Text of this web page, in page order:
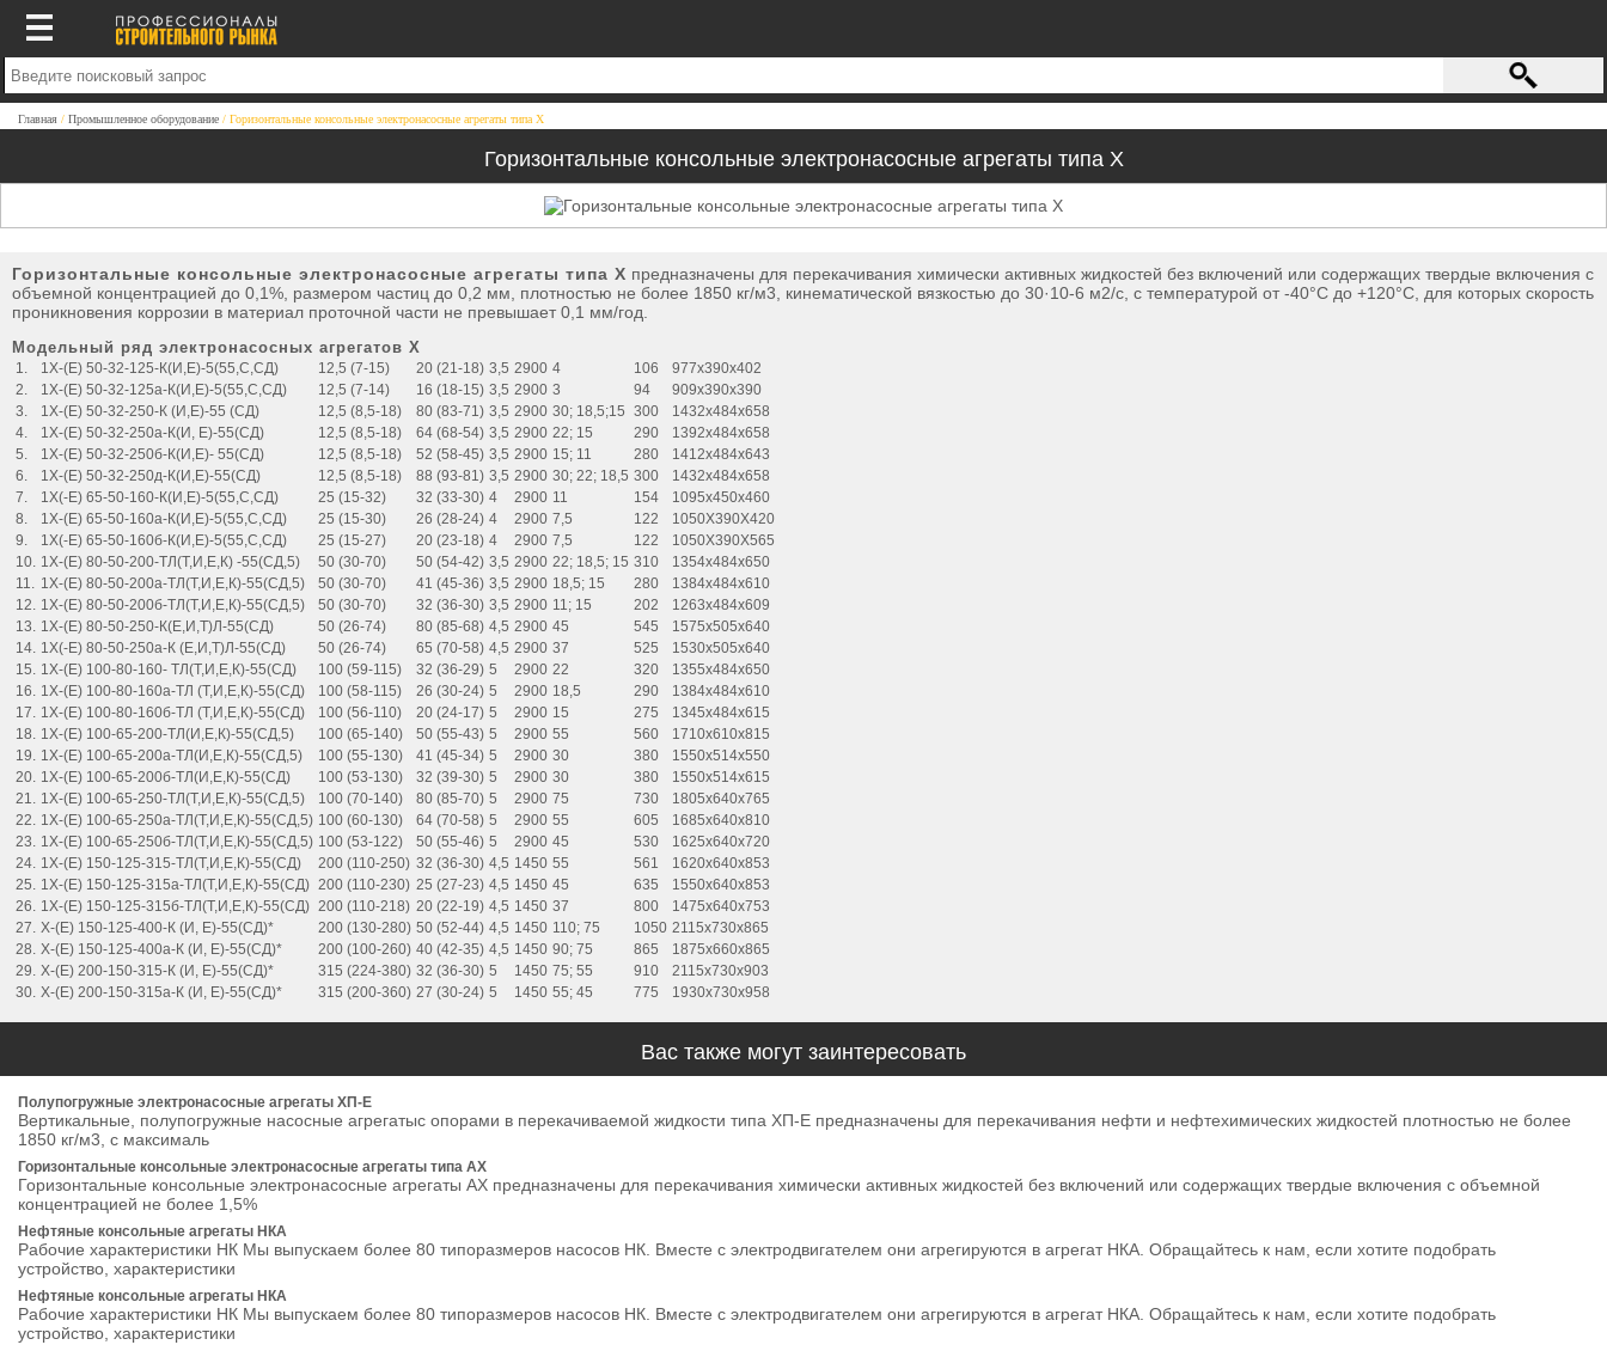
Главная Промышленное оборудование Горизонтальные консольные электронасосные агрегаты типа Х
Горизонтальные консольные электронасосные агрегаты типа Х
Горизонтальные консольные электронасосные агрегаты типа Х предназначены для перекачивания химически активных жидкостей без включений или содержащих твердые включения с
объемной концентрацией до 0,1%, размером частиц до 0,2 мм, плотностью не более 1850 кг/м3, кинематической вязкостью до 30·10-6 м2/с, с температурой от -40°С до +120°С, для которых скорость
проникновения коррозии в материал проточной части не превышает 0,1 мм/год.
Модельный ряд электронасосных агрегатов Х
1. 1Х-(Е) 50-32-125-К(И,Е)-5(55,С,СД) 12,5 (7-15) 20 (21-18) 3,5 2900 4 106
977х390х402
2.
1Х-(Е) 50-32-125а-К(И,Е)-5(55,С,СД) 12,5 (7-14) 16 (18-15) 3,5 2900 3 94
909x390x390
3.
1Х-(Е) 50-32-250-К (И,Е)-55 (СД) 12,5 (8,5-18) 80 (83-71) 3,5 2900 30; 18,5;15 300
1432х484х658
4.
1Х-(Е) 50-32-250а-К(И, Е)-55(СД) 12,5 (8,5-18) 64 (68-54) 3,5 2900 22; 15 290
1392х484х658
5.
1Х-(Е) 50-32-250б-К(И,Е)- 55(СД) 12,5 (8,5-18) 52 (58-45) 3,5 2900 15; 11 280
1412х484х643
6.
1Х-(Е) 50-32-250д-К(И,Е)-55(СД) 12,5 (8,5-18) 88 (93-81) 3,5 2900 30; 22; 18,5 300
1432х484х658
7.
1Х(-Е) 65-50-160-К(И,Е)-5(55,С,СД) 25 (15-32) 32 (33-30) 4 2900 11 154
1095х450х460
8.
1Х-(Е) 65-50-160а-К(И,Е)-5(55,С,СД) 25 (15-30) 26 (28-24) 4 2900 7,5 122
1050Х390Х420
9.
1Х(-Е) 65-50-160б-К(И,Е)-5(55,С,СД) 25 (15-27) 20 (23-18) 4 2900 7,5 122
1050Х390Х565
10. 1Х-(Е) 80-50-200-ТЛ(Т,И,Е,К) -55(СД,5) 50 (30-70) 50 (54-42) 3,5 2900 22; 18,5; 15 310
1354x484x650
11. 1Х-(Е) 80-50-200а-ТЛ(Т,И,Е,К)-55(СД,5) 50 (30-70) 41 (45-36) 3,5 2900 18,5; 15 280
1384х484х610
12. 1Х-(Е) 80-50-200б-ТЛ(Т,И,Е,К)-55(СД,5) 50 (30-70) 32 (36-30) 3,5 2900 11; 15 202
1263х484х609
13. 1Х-(Е) 80-50-250-К(Е,И,Т)Л-55(СД) 50 (26-74) 80 (85-68) 4,5 2900 45 545
1575х505х640
14. 1Х(-Е) 80-50-250а-К (Е,И,Т)Л-55(СД) 50 (26-74) 65 (70-58) 4,5 2900 37 525
1530х505х640
15. 1Х-(Е) 100-80-160- ТЛ(Т,И,Е,К)-55(СД) 100 (59-115) 32 (36-29) 5 2900 22 320
1355х484х650
16. 1Х-(Е) 100-80-160а-ТЛ (Т,И,Е,К)-55(СД) 100 (58-115) 26 (30-24) 5 2900 18,5 290
1384х484х610
17. 1Х-(Е) 100-80-160б-ТЛ (Т,И,Е,К)-55(СД) 100 (56-110) 20 (24-17) 5 2900 15 275
1345х484х615
18. 1Х-(Е) 100-65-200-ТЛ(И,Е,К)-55(СД,5) 100 (65-140) 50 (55-43) 5 2900 55 560
1710х610х815
19. 1Х-(Е) 100-65-200а-ТЛ(И,Е,К)-55(СД,5) 100 (55-130) 41 (45-34) 5 2900 30 380
1550х514х550
20. 1Х-(Е) 100-65-200б-ТЛ(И,Е,К)-55(СД) 100 (53-130) 32 (39-30) 5 2900 30 380
1550х514х615
21. 1Х-(Е) 100-65-250-ТЛ(Т,И,Е,К)-55(СД,5) 100 (70-140) 80 (85-70) 5 2900 75 730
1805х640х765
22. 1Х-(Е) 100-65-250а-ТЛ(Т,И,Е,К)-55(СД,5) 100 (60-130) 64 (70-58) 5 2900 55 605
1685х640х810
23. 1Х-(Е) 100-65-250б-ТЛ(Т,И,Е,К)-55(СД,5) 100 (53-122) 50 (55-46) 5 2900 45 530
1625х640х720
24. 1Х-(Е) 150-125-315-ТЛ(Т,И,Е,К)-55(СД) 200 (110-250) 32 (36-30) 4,5 1450 55 561
1620х640х853
25. 1Х-(Е) 150-125-315а-ТЛ(Т,И,Е,К)-55(СД) 200 (110-230) 25 (27-23) 4,5 1450 45 635
1550х640х853
26. 1Х-(Е) 150-125-315б-ТЛ(Т,И,Е,К)-55(СД) 200 (110-218) 20 (22-19) 4,5 1450 37 800
1475х640х753
27. Х-(Е) 150-125-400-К (И, Е)-55(СД)* 200 (130-280) 50 (52-44) 4,5 1450 110; 75 1050 2115х730х865
28. Х-(Е) 150-125-400а-К (И, Е)-55(СД)* 200 (100-260) 40 (42-35) 4,5 1450 90; 75 865
1875х660х865
29. Х-(Е) 200-150-315-К (И, Е)-55(СД)* 315 (224-380) 32 (36-30) 5 1450 75; 55 910
2115х730х903
30. Х-(Е) 200-150-315а-К (И, Е)-55(СД)* 315 (200-360) 27 (30-24) 5 1450 55; 45 775 1930х730х958
Вас также могут заинтересовать
Полупогружные электронасосные агрегаты ХП-Е
Вертикальные, полупогружные насосные агрегатыс опорами в перекачиваемой жидкости типа ХП-Е предназначены для перекачивания нефти и нефтехимических жидкостей плотностью не более
1850 кг/м3, с максималь
Горизонтальные консольные электронасосные агрегаты типа АХ
Горизонтальные консольные электронасосные агрегаты АХ предназначены для перекачивания химически активных жидкостей без включений или содержащих твердые включения с объемной
концентрацией не более 1,5%
Нефтяные консольные агрегаты НКА
Рабочие характеристики НК Мы выпускаем более 80 типоразмеров насосов НК. Вместе с электродвигателем они агрегируются в агрегат НКА. Обращайтесь к нам, если хотите подобрать
устройство, характеристики
Нефтяные консольные агрегаты НКА
Рабочие характеристики НК Мы выпускаем более 80 типоразмеров насосов НК. Вместе с электродвигателем они агрегируются в агрегат НКА. Обращайтесь к нам, если хотите подобрать
устройство, характеристики